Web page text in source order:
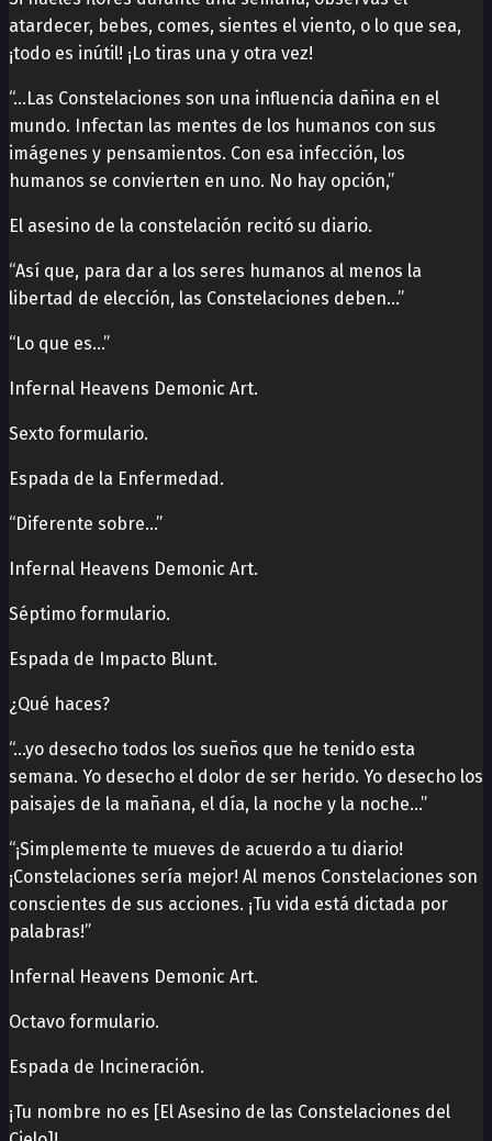
atardecer, bebes, comes, sientes el viento, o lo que sea,
¡todo es inútil! ¡Lo tiras una y otra vez!
“…Las Constelaciones son una influencia dañina en el
mundo. Infectan las mentes de los humanos con sus
imágenes y pensamientos. Con esa infección, los
humanos se convierten en uno. No hay opción,”
El asesino de la constelación recitó su diario.
“Así que, para dar a los seres humanos al menos la
libertad de elección, las Constelaciones deben…”
“Lo que es…”
Infernal Heavens Demonic Art.
Sexto formulario.
Espada de la Enfermedad.
“Diferente sobre…”
Infernal Heavens Demonic Art.
Séptimo formulario.
Espada de Impacto Blunt.
¿Qué haces?
“…yo desecho todos los sueños que he tenido esta
semana. Yo desecho el dolor de ser herido. Yo desecho los
paisajes de la mañana, el día, la noche y la noche…”
“¡Simplemente te mueves de acuerdo a tu diario!
¡Constelaciones sería mejor! Al menos Constelaciones son
conscientes de sus acciones. ¡Tu vida está dictada por
palabras!”
Infernal Heavens Demonic Art.
Octavo formulario.
Espada de Incineración.
¡Tu nombre no es [El Asesino de las Constelaciones del